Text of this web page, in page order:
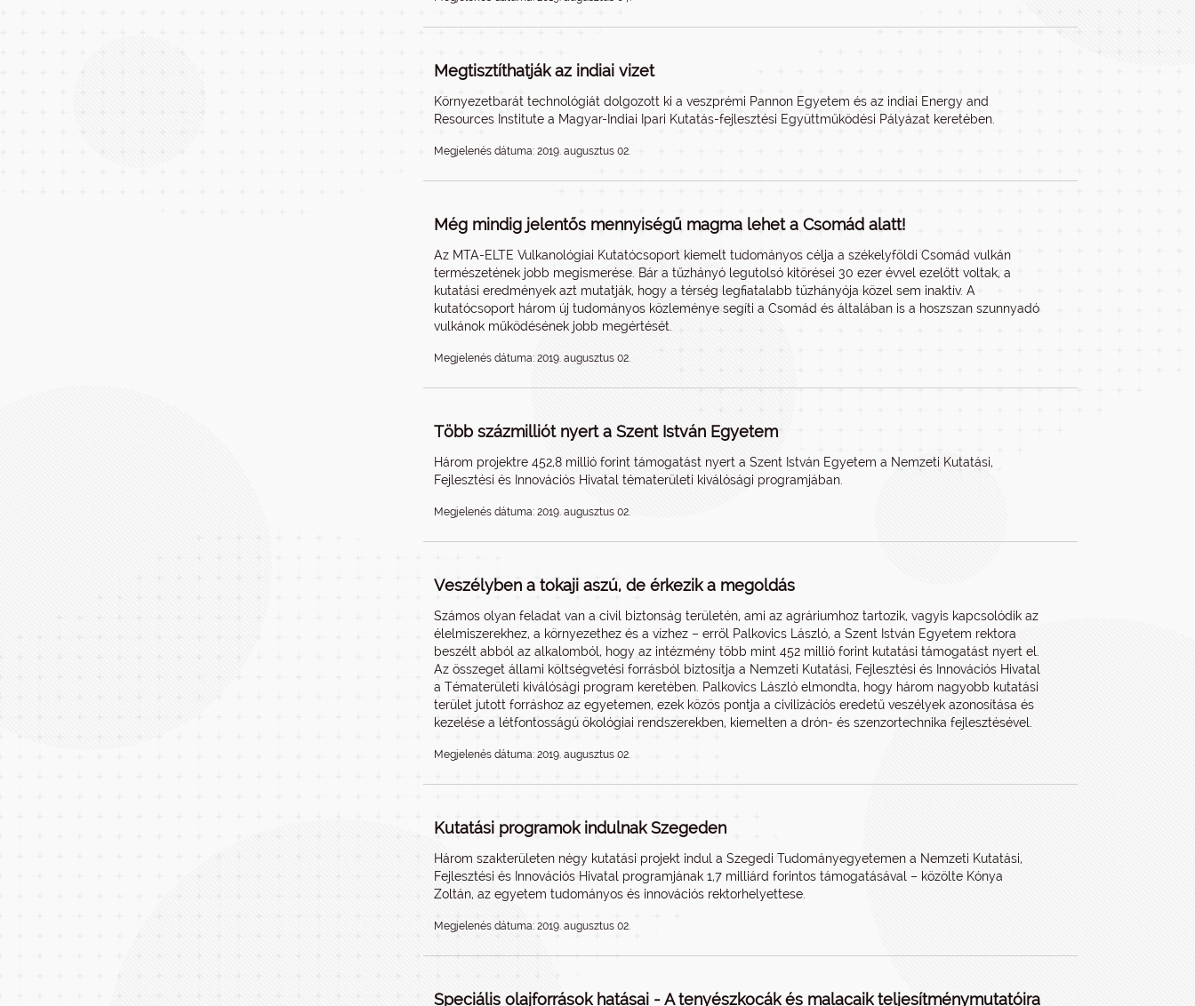
Megtisztíthatják az indiai vizet
Környezetbarát technológiát dolgozott ki a veszprémi Pannon Egyetem és az indiai Energy and
Resources Institute a Magyar-Indiai Ipari Kutatás-fejlesztési Együttműködési Pályázat keretében.
Megjelenés dátuma: 2019. augusztus 02.
Még mindig jelentős mennyiségű magma lehet a Csomád alatt!
Az MTA-ELTE Vulkanológiai Kutatócsoport kiemelt tudományos célja a székelyföldi Csomád vulkán
természetének jobb megismerése. Bár a tűzhányó legutolsó kitörései 30 ezer évvel ezelőtt voltak, a
kutatási eredmények azt mutatják, hogy a térség legfiatalabb tűzhányója közel sem inaktív. A
kutatócsoport három új tudományos közleménye segíti a Csomád és általában is a hoszszan szunnyadó
vulkánok működésének jobb megértését.
Megjelenés dátuma: 2019. augusztus 02.
Több százmilliót nyert a Szent István Egyetem
Három projektre 452,8 millió forint támogatást nyert a Szent István Egyetem a Nemzeti Kutatási,
Fejlesztési és Innovációs Hivatal tématerületi kiválósági programjában.
Megjelenés dátuma: 2019. augusztus 02.
Veszélyben a tokaji aszú, de érkezik a megoldás
Számos olyan feladat van a civil biztonság területén, ami az agráriumhoz tartozik, vagyis kapcsolódik az
élelmiszerekhez, a környezethez és a vízhez – erről Palkovics László, a Szent István Egyetem rektora
beszélt abból az alkalomból, hogy az intézmény több mint 452 millió forint kutatási támogatást nyert el.
Az összeget állami költségvetési forrásból biztosítja a Nemzeti Kutatási, Fejlesztési és Innovációs Hivatal
a Tématerületi kiválósági program keretében. Palkovics László elmondta, hogy három nagyobb kutatási
terület jutott forráshoz az egyetemen, ezek közös pontja a civilizációs eredetű veszélyek azonosítása és
kezelése a létfontosságú ökológiai rendszerekben, kiemelten a drón- és szenzortechnika fejlesztésével.
Megjelenés dátuma: 2019. augusztus 02.
Kutatási programok indulnak Szegeden
Három szakterületen négy kutatási projekt indul a Szegedi Tudományegyetemen a Nemzeti Kutatási,
Fejlesztési és Innovációs Hivatal programjának 1,7 milliárd forintos támogatásával – közölte Kónya
Zoltán, az egyetem tudományos és innovációs rektorhelyettese.
Megjelenés dátuma: 2019. augusztus 02.
Speciális olajforrások hatásai - A tenyészkocák és malacaik teljesítménymutatóira